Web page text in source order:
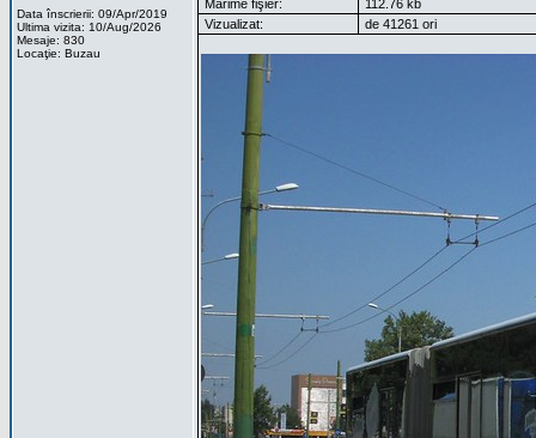
Data înscrierii: 09/Apr/2019
Ultima vizita: 10/Aug/2026
Mesaje: 830
Locaţie: Buzau
Mărime fişier:
112.76 kb
Vizualizat:
de 41261 ori